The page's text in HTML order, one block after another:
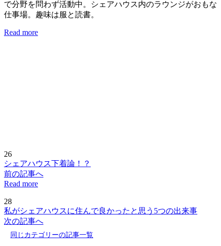
で分野を問わず活動中。シェアハウス内のラウンジがおもな
仕事場。趣味は服と読書。
Read more
26
シェアハウス下着論！？
前の記事へ
Read more
28
私がシェアハウスに住んで良かったと思う5つの出来事
次の記事へ
同じカテゴリーの記事一覧